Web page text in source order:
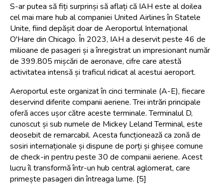
S-ar putea să fiți surprinși să aflați că IAH este al doilea
cel mai mare hub al companiei United Airlines în Statele
Unite, fiind depășit doar de Aeroportul Internațional
O'Hare din Chicago. În 2023, IAH a deservit peste 46 de
milioane de pasageri și a înregistrat un impresionant număr
de 399.805 mișcări de aeronave, cifre care atestă
activitatea intensă și traficul ridicat al acestui aeroport.
Aeroportul este organizat în cinci terminale (A-E), fiecare
deservind diferite companii aeriene. Trei intrări principale
oferă acces ușor către aceste terminale. Terminalul D,
cunoscut și sub numele de Mickey Leland Terminal, este
deosebit de remarcabil. Acesta funcționează ca zonă de
sosiri internaționale și dispune de porți și ghișee comune
de check-in pentru peste 30 de companii aeriene. Acest
lucru îl transformă într-un hub central aglomerat, care
primește pasageri din întreaga lume. [5]